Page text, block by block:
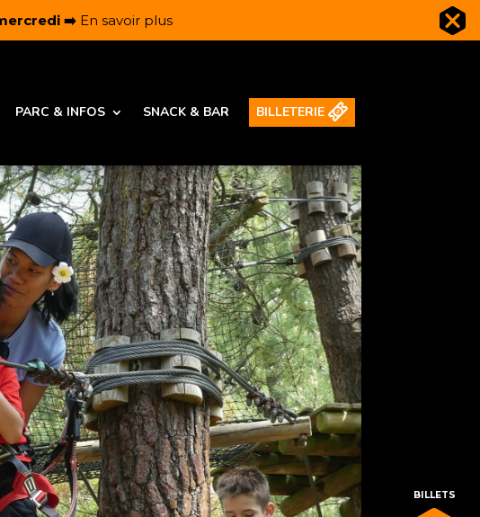
➡️ En savoir plus
PARC & INFOS
SNACK & BAR BILLETERIE
BILLETS